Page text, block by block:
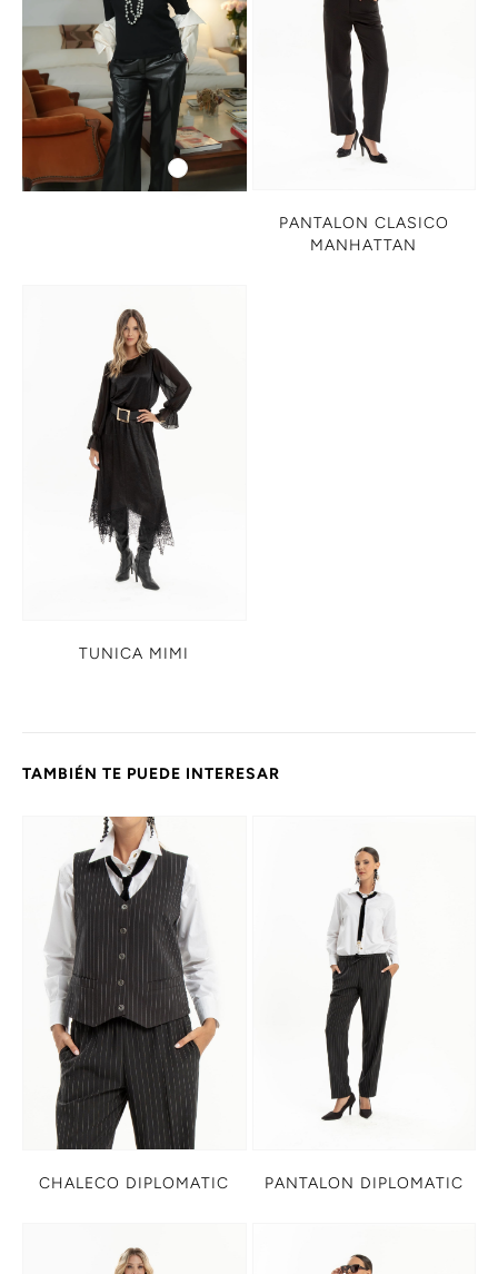
PANTALON CLASICO
MANHATTAN
TUNICA MIMI
TAMBIÉN TE PUEDE INTERESAR
CHALECO DIPLOMATIC PANTALON DIPLOMATIC